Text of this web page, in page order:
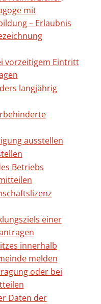
mit
– Erlaubnis
vorzeitigem Eintritt
langjährig
ausstellen
Betriebs
einer
innerhalb
melden
oder bei
Daten der